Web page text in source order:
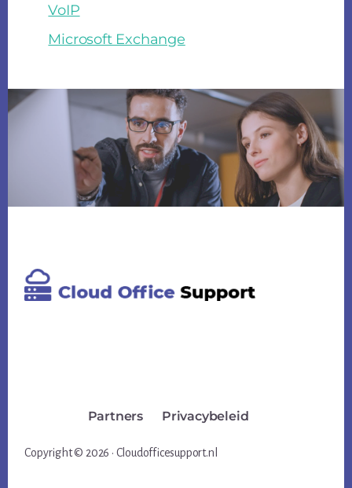
VoIP
Microsoft Exchange
Partners Privacybeleid
Copyright © 2026 · Cloudofficesupport.nl